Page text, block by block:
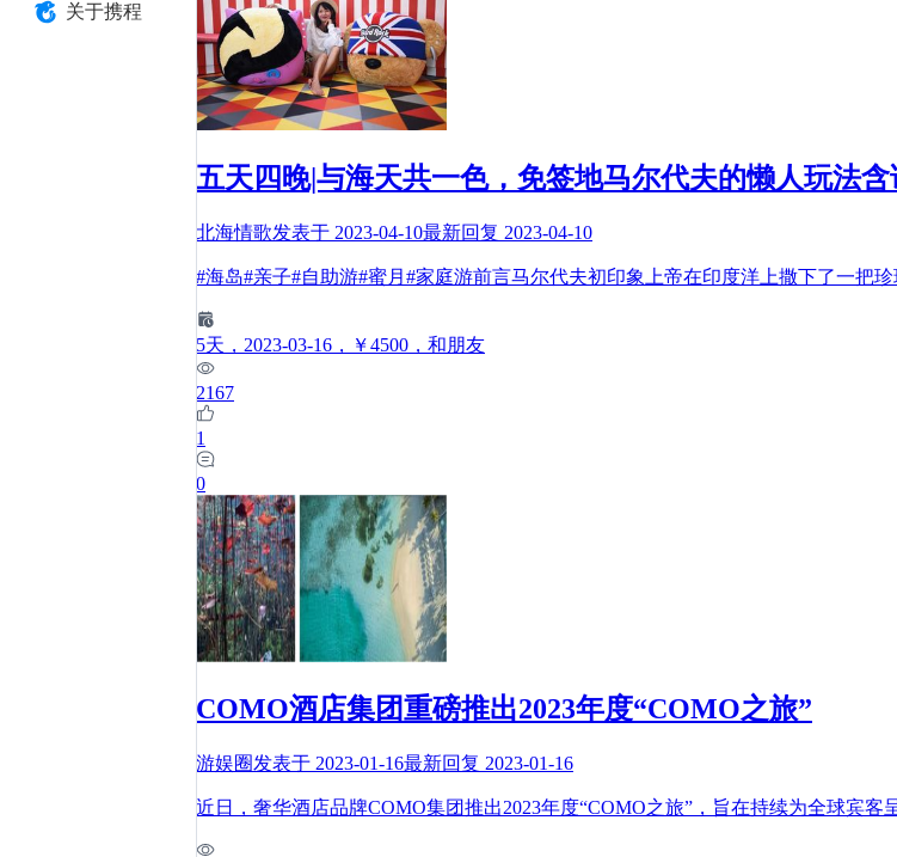
关于携程
五天四晚|与海天共一色，免签地马尔代夫的懒人玩法
北海情歌发表于 2023-04-10最新回复 2023-04-10
#海岛#亲子#自助游#蜜月#家庭游前言马尔代夫初印象上帝在印度洋上撒下了一把
5天 ，2023-03-16 ，￥4500 ，和朋友
2167
1
0
COMO酒店集团重磅推出2023年度“COMO之旅”
游娱圈发表于 2023-01-16最新回复 2023-01-16
近日，奢华酒店品牌COMO集团推出2023年度“COMO之旅”，旨在持续为全球宾客